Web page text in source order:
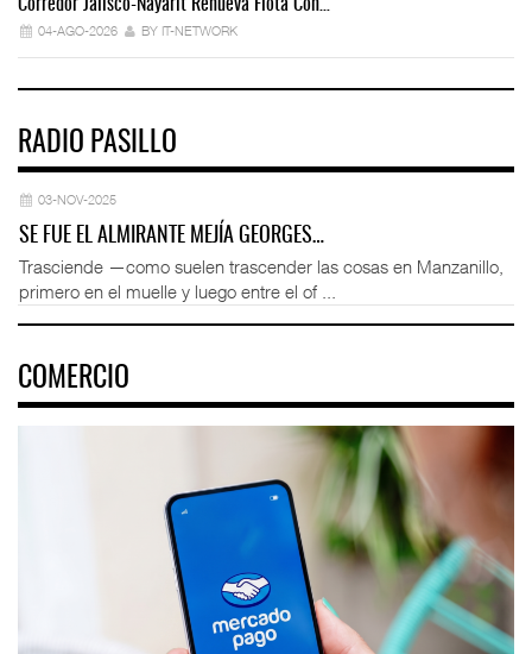
Corredor Jalisco-Nayarit Renueva Flota Con…
04-AGO-2026 BY IT-NETWORK
RADIO PASILLO
03-NOV-2025
SE FUE EL ALMIRANTE MEJÍA GEORGES…
Trasciende —como suelen trascender las cosas en Manzanillo,
primero en el muelle y luego entre el of ...
COMERCIO